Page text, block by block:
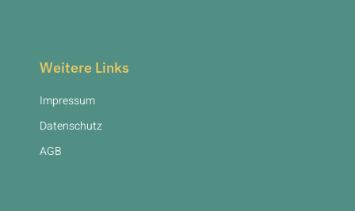
Weitere Links
Impressum
Datenschutz
AGB